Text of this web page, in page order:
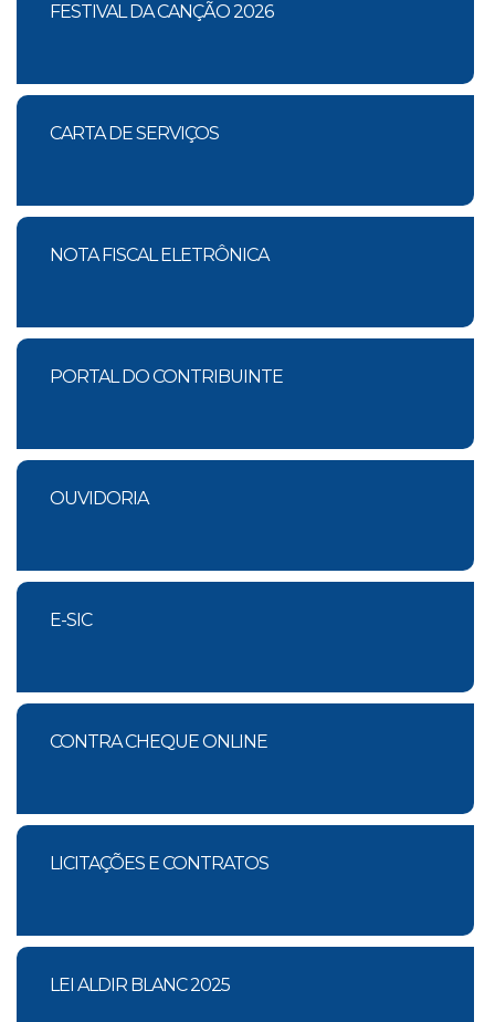
FESTIVAL DA CANÇÃO 2026
CARTA DE SERVIÇOS
NOTA FISCAL ELETRÔNICA
PORTAL DO CONTRIBUINTE
OUVIDORIA
E-SIC
CONTRA CHEQUE ONLINE
LICITAÇÕES E CONTRATOS
LEI ALDIR BLANC 2025